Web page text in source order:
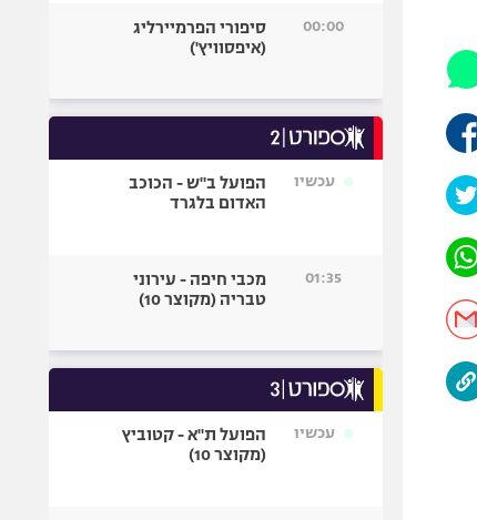
אופניים
כדורמים
פוטבול אמריקאי NFL
בייסבול MLB
ספורט אתגרי
גיימינג E-Sports
00:00
סיפורי הפרמיירליג
(איפסוויץ')
עכשיו
הפועל ב"ש - הכוכב
האדום בלגרד
01:35
מכבי חיפה - עירוני
טבריה (מקוצר 10)
עכשיו
הפועל ת"א - קטוביץ
(מקוצר 10)